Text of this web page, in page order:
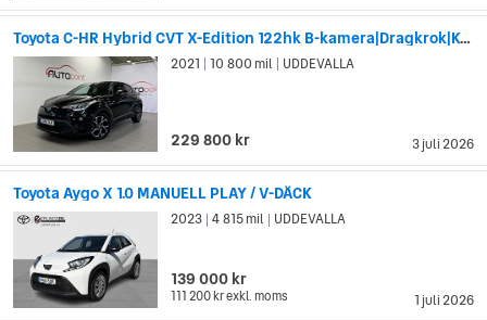
Toyota C-HR Hybrid CVT X-Edition 122hk B-kamera|Dragkrok|Keyless
3 juli 2026
2021 10 800 mil UDDEVALLA
229 800 kr
Toyota Aygo X 1.0 MANUELL PLAY / V-DÄCK
1 juli 2026
2023 4 815 mil UDDEVALLA
139 000 kr
111 200 krexkl. moms